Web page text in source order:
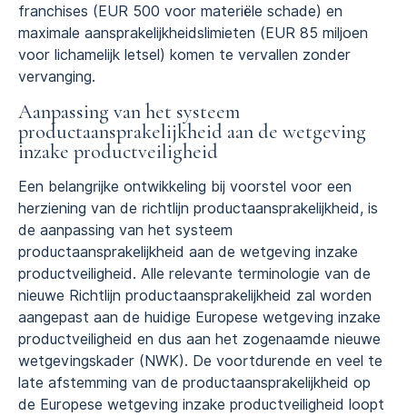
franchises (EUR 500 voor materiële schade) en
maximale aansprakelijkheidslimieten (EUR 85 miljoen
voor lichamelijk letsel) komen te vervallen zonder
vervanging.
Aanpassing van het systeem
productaansprakelijkheid aan de wetgeving
inzake productveiligheid
Een belangrijke ontwikkeling bij voorstel voor een
herziening van de richtlijn productaansprakelijkheid, is
de aanpassing van het systeem
productaansprakelijkheid aan de wetgeving inzake
productveiligheid. Alle relevante terminologie van de
nieuwe Richtlijn productaansprakelijkheid zal worden
aangepast aan de huidige Europese wetgeving inzake
productveiligheid en dus aan het zogenaamde nieuwe
wetgevingskader (NWK). De voortdurende en veel te
late afstemming van de productaansprakelijkheid op
de Europese wetgeving inzake productveiligheid loopt